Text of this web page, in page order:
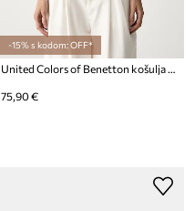
-15% s kodom: OFF*
United Colors of Benetton košulja za žene s otvorima
75,90 €